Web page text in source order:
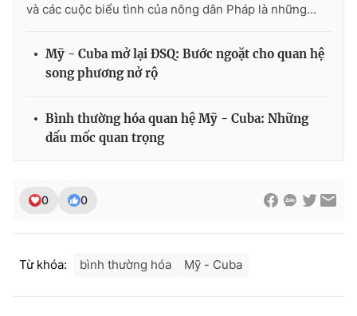
VTV Money
VTV Sức khoẻ Bất động sản
VTV4
VTV9 VTV8
và các cuộc biểu tình của nông dân Pháp là những...
Mỹ - Cuba mở lại ĐSQ: Bước ngoặt cho quan hệ
song phương nở rộ
Bình thường hóa quan hệ Mỹ - Cuba: Những
dấu mốc quan trọng
0 0
Từ khóa: bình thường hóa Mỹ - Cuba